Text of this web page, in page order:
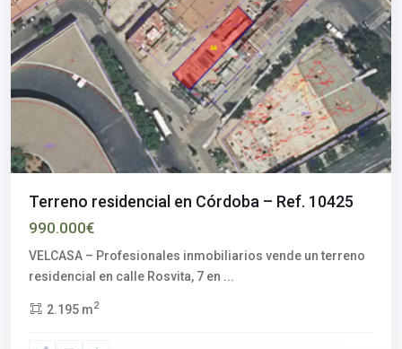
Terreno residencial en Córdoba – Ref. 10425
990.000€
VELCASA – Profesionales inmobiliarios vende un terreno
residencial en calle Rosvita, 7 en ...
2.195 m2
Aljarafe,
del